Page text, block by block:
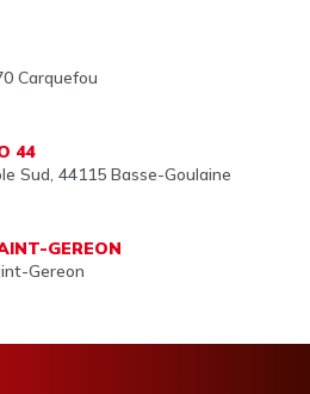
Carquefou
44
Sud, 44115 Basse-Goulaine
GEREON
Gereon